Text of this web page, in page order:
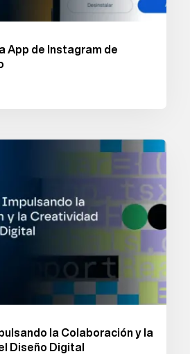
App de Instagram de
la Colaboración y la
Diseño Digital